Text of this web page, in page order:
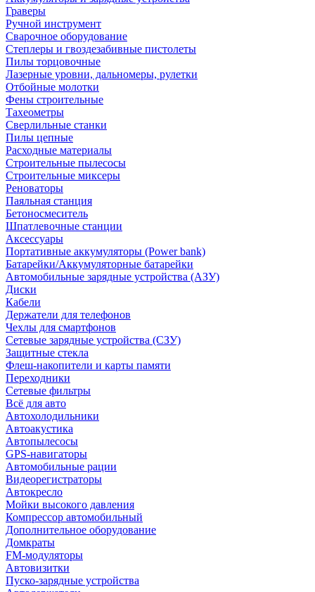
Граверы
Ручной инструмент
Сварочное оборудование
Степлеры и гвоздезабивные пистолеты
Пилы торцовочные
Лазерные уровни, дальномеры, рулетки
Отбойные молотки
Фены строительные
Тахеометры
Сверлильные станки
Пилы цепные
Расходные материалы
Строительные пылесосы
Строительные миксеры
Реноваторы
Паяльная станция
Бетоносмеситель
Шпатлевочные станции
Аксессуары
Портативные аккумуляторы (Power bank)
Батарейки/Аккумуляторные батарейки
Автомобильные зарядные устройства (АЗУ)
Диски
Кабели
Держатели для телефонов
Чехлы для смартфонов
Сетевые зарядные устройства (СЗУ)
Защитные стекла
Флеш-накопители и карты памяти
Переходники
Сетевые фильтры
Всё для авто
Автохолодильники
Автоакустика
Автопылесосы
GPS-навигаторы
Автомобильные рации
Видеорегистраторы
Автокресло
Мойки высокого давления
Компрессор автомобильный
Дополнительное оборудование
Домкраты
FM-модуляторы
Автовизитки
Пуско-зарядные устройства